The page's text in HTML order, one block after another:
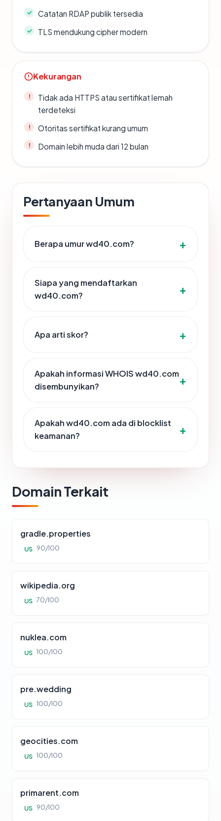
Catatan RDAP publik tersedia
TLS mendukung cipher modern
Kekurangan
Tidak ada HTTPS atau sertifikat lemah
terdeteksi
Otoritas sertifikat kurang umum
Domain lebih muda dari 12 bulan
Pertanyaan Umum
Berapa umur wd40.com?
Siapa yang mendaftarkan
wd40.com?
Apa arti skor?
Apakah informasi WHOIS wd40.com
disembunyikan?
Apakah wd40.com ada di blocklist
keamanan?
Domain Terkait
gradle.properties
US 90/100
wikipedia.org
US 70/100
nuklea.com
US 100/100
pre.wedding
US 100/100
geocities.com
US 100/100
primarent.com
US 90/100